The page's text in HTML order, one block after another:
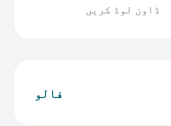
ڈاون لوڈ کریں
فالو